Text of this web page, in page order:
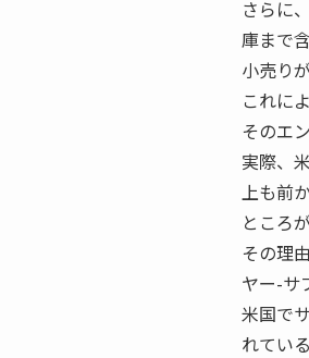
さらに
庫まで
小売り
これに
そのエ
実際、
上も前
ところ
その理
ヤー-サ
米国で
れてい